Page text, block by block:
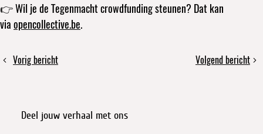
👉 Wil je de Tegenmacht crowdfunding steunen? Dat kan
via opencollective.be.
DeelVorig bericht
Al
Tegenmacht?
Volgend bericht
Dit
Deel jouw verhaal met ons